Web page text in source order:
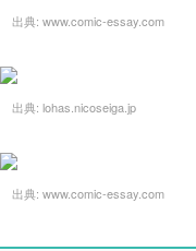
出典: www.comic-essay.com
出典: lohas.nicoseiga.jp
出典: www.comic-essay.com